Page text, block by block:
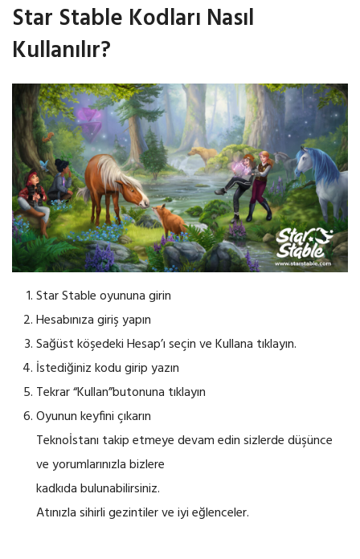
Star Stable Kodları Nasıl
Kullanılır?
Star Stable oyununa girin
Hesabınıza giriş yapın
Sağüst köşedeki Hesap’ı seçin ve Kullana tıklayın.
İstediğiniz kodu girip yazın
Tekrar “Kullan”butonuna tıklayın
Oyunun keyfini çıkarın
Teknoİstanı takip etmeye devam edin sizlerde düşünce
ve yorumlarınızla bizlere
kadkıda bulunabilirsiniz.
Atınızla sihirli gezintiler ve iyi eğlenceler.